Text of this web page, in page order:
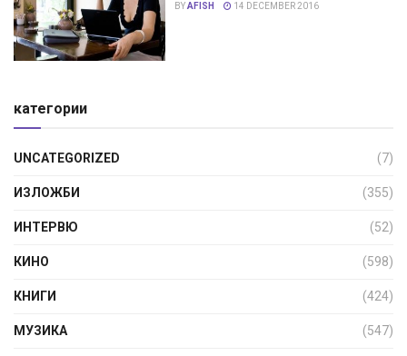
BYAFISH 14 DECEMBER 2016
категории
UNCATEGORIZED (7)
ИЗЛОЖБИ (355)
ИНТЕРВЮ (52)
КИНО (598)
КНИГИ (424)
МУЗИКА (547)